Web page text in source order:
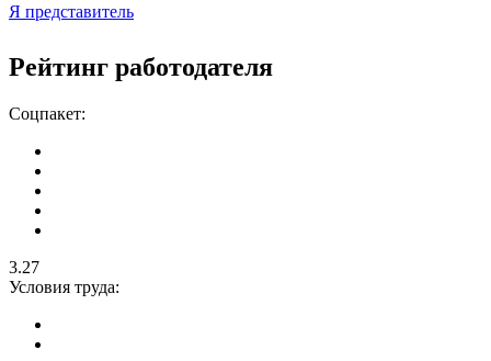
Я представитель
Рейтинг работодателя
Соцпакет:
3.27
Условия труда: